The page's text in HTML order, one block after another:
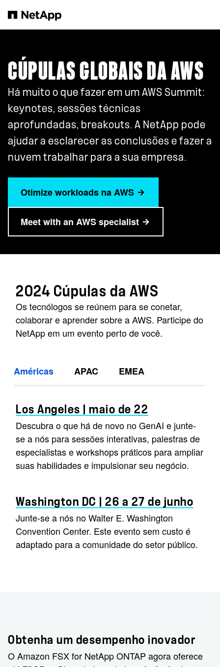
CÚPULAS GLOBAIS DA AWS
Há muito o que fazer em um AWS Summit:
keynotes, sessões técnicas
aprofundadas, breakouts. A NetApp pode
ajudar a esclarecer as conclusões e fazer a
nuvem trabalhar para a sua empresa.
Otimize workloads na AWS
Meet with an AWS specialist
2024 Cúpulas da AWS
Os tecnólogos se reúnem para se conetar,
colaborar e aprender sobre a AWS. Participe do
NetApp em um evento perto de você.
Américas APAC EMEA
Los Angeles | maio de 22
Descubra o que há de novo no GenAI e junte-
se a nós para sessões interativas, palestras de
especialistas e workshops práticos para ampliar
suas habilidades e impulsionar seu negócio.
Washington DC | 26 a 27 de junho
Junte-se a nós no Walter E. Washington
Convention Center. Este evento sem custo é
adaptado para a comunidade do setor público.
Obtenha um desempenho inovador
O Amazon FSX for NetApp ONTAP agora oferece